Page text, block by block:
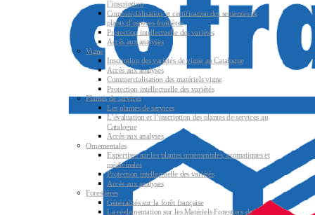
l’inscription
Commercialisation et certification des semences &
plants d’espèces fruitières
Protection intellectuelle des variétés
Accès aux analyses
Vigne
Inscription des variétés de vigne au Catalogue
Accès aux analyses
Commercialisation des matériels vigne
Protection intellectuelle des variétés
Plantes de services
Les plantes de services
L’évaluation et l’inscription des plantes de services au
Catalogue
Accès aux analyses
Ornementales
Expertises sur les plantes ornementales, aromatiques et
médicinales
Protection intellectuelle des variétés
Accès aux analyses
Forestières
Généralités sur la forêt française
La réglementation sur les Matériels Forestiers de